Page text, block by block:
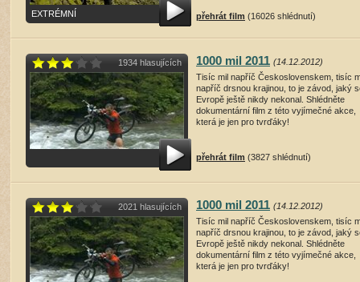
EXTRÉMNÍ přehrát film (16026 shlédnutí)
1934 hlasujících 1000 mil 2011 (14.12.2012)
Tisíc mil napříč Československem, tisíc
napříč drsnou krajinou, to je závod, jaký
Evropě ještě nikdy nekonal. Shlédněte
dokumentární film z této vyjímečné akce,
která je jen pro tvrďáky!
přehrát film (3827 shlédnutí)
2021 hlasujících 1000 mil 2011 (14.12.2012)
Tisíc mil napříč Československem, tisíc
napříč drsnou krajinou, to je závod, jaký
Evropě ještě nikdy nekonal. Shlédněte
dokumentární film z této vyjímečné akce,
která je jen pro tvrďáky!